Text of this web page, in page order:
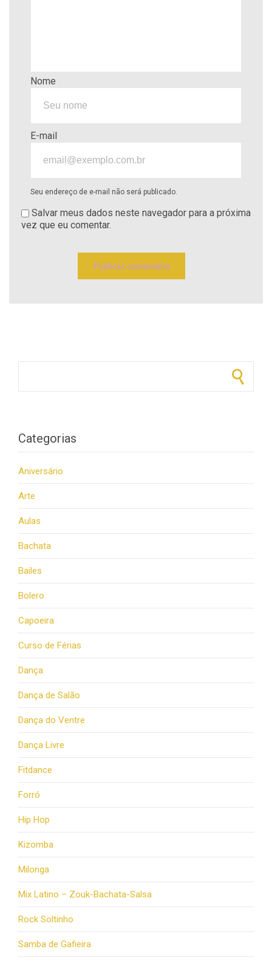
Nome
E-mail
Seu endereço de e-mail não será publicado.
Salvar meus dados neste navegador para a próxima
vez que eu comentar.
Categorias
Aniversário
Arte
Aulas
Bachata
Bailes
Bolero
Capoeira
Curso de Férias
Dança
Dança de Salão
Dança do Ventre
Dança Livre
Fitdance
Forró
Hip Hop
Kizomba
Milonga
Mix Latino – Zouk-Bachata-Salsa
Rock Soltinho
Samba de Gafieira